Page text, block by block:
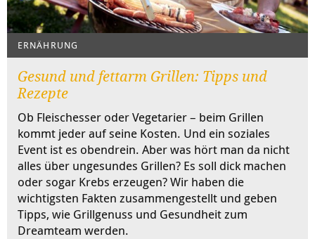
ERNÄHRUNG
Gesund und fettarm Grillen: Tipps und
Rezepte
Ob Fleischesser oder Vegetarier – beim Grillen
kommt jeder auf seine Kosten. Und ein soziales
Event ist es obendrein. Aber was hört man da nicht
alles über ungesundes Grillen? Es soll dick machen
oder sogar Krebs erzeugen? Wir haben die
wichtigsten Fakten zusammengestellt und geben
Tipps, wie Grillgenuss und Gesundheit zum
Dreamteam werden.